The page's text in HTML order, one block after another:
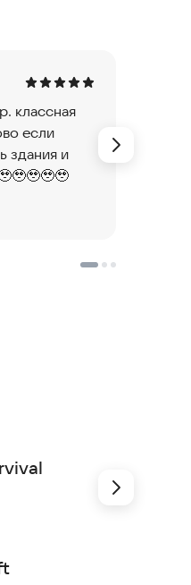
классная
если
здания и